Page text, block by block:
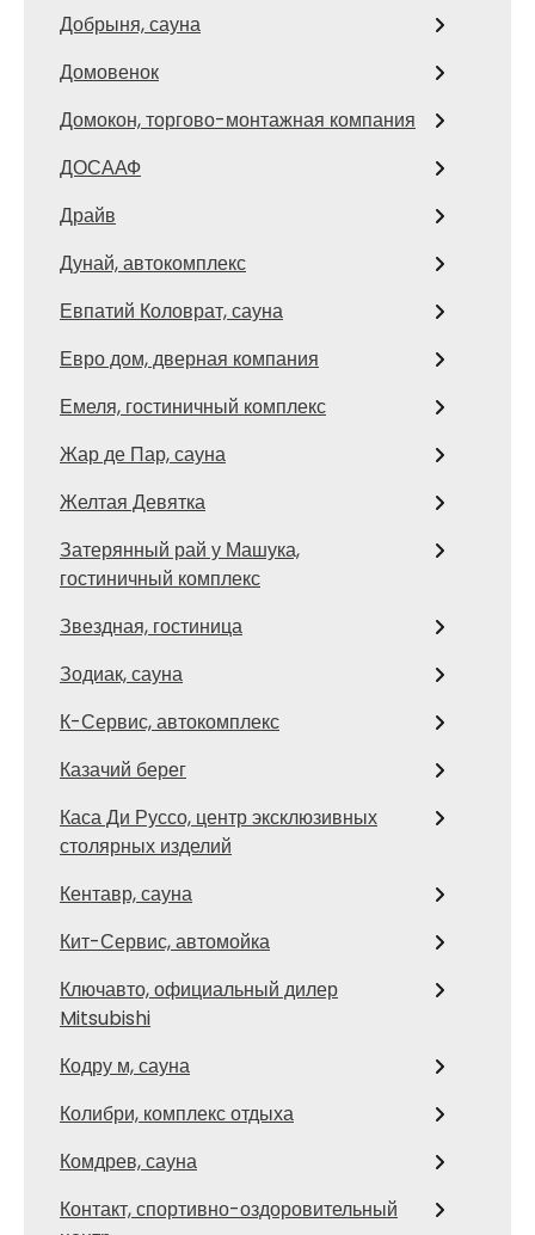
Добрыня, сауна
Домовенок
Домокон, торгово-монтажная компания
ДОСААФ
Драйв
Дунай, автокомплекс
Евпатий Коловрат, сауна
Евро дом, дверная компания
Емеля, гостиничный комплекс
Жар де Пар, сауна
Желтая Девятка
Затерянный рай у Машука,
гостиничный комплекс
Звездная, гостиница
Зодиак, сауна
К-Сервис, автокомплекс
Казачий берег
Каса Ди Руссо, центр эксклюзивных
столярных изделий
Кентавр, сауна
Кит-Сервис, автомойка
Ключавто, официальный дилер
Mitsubishi
Кодру м, сауна
Колибри, комплекс отдыха
Комдрев, сауна
Контакт, спортивно-оздоровительный